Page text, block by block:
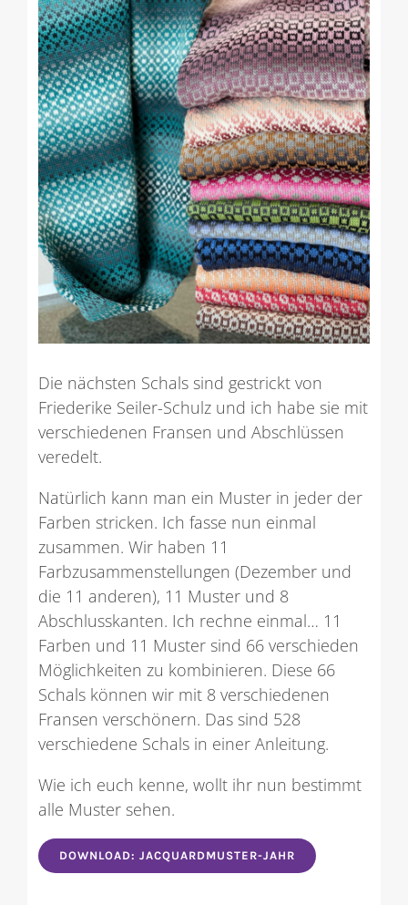
Die nächsten Schals sind gestrickt von
Friederike Seiler-Schulz und ich habe sie mit
verschiedenen Fransen und Abschlüssen
veredelt.
Natürlich kann man ein Muster in jeder der
Farben stricken. Ich fasse nun einmal
zusammen. Wir haben 11
Farbzusammenstellungen (Dezember und
die 11 anderen), 11 Muster und 8
Abschlusskanten. Ich rechne einmal… 11
Farben und 11 Muster sind 66 verschieden
Möglichkeiten zu kombinieren. Diese 66
Schals können wir mit 8 verschiedenen
Fransen verschönern. Das sind 528
verschiedene Schals in einer Anleitung.
Wie ich euch kenne, wollt ihr nun bestimmt
alle Muster sehen.
DOWNLOAD: JACQUARDMUSTER-JAHR